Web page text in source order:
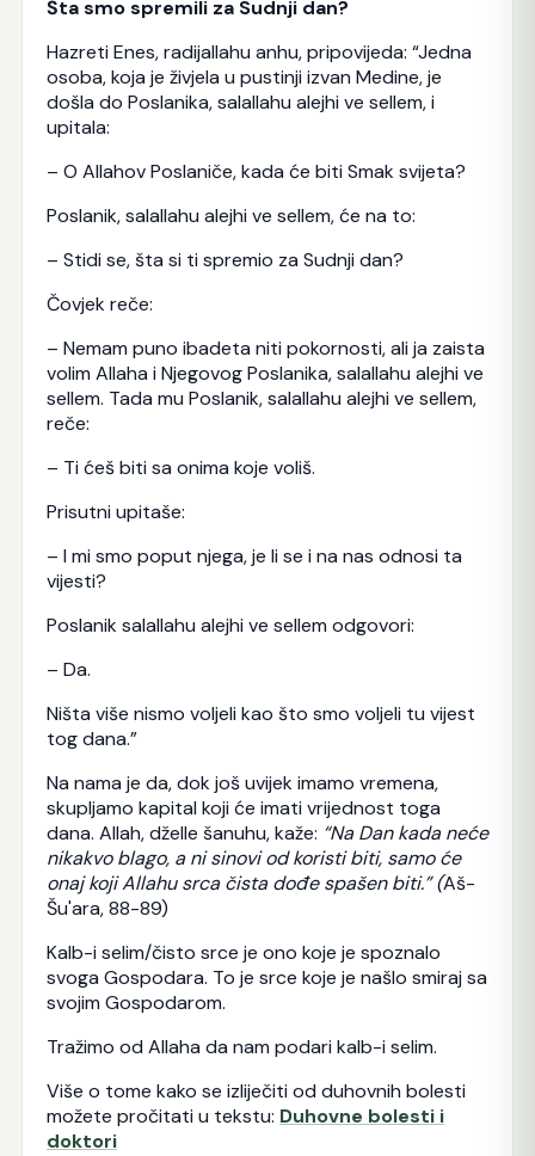
Šta smo spremili za Sudnji dan?
Hazreti Enes, radijallahu anhu, pripovijeda: “Jedna
osoba, koja je živjela u pustinji izvan Medine, je
došla do Poslanika, salallahu alejhi ve sellem, i
upitala:
– O Allahov Poslaniče, kada će biti Smak svijeta?
Poslanik, salallahu alejhi ve sellem, će na to:
– Stidi se, šta si ti spremio za Sudnji dan?
Čovjek reče:
– Nemam puno ibadeta niti pokornosti, ali ja zaista
volim Allaha i Njegovog Poslanika, salallahu alejhi ve
sellem. Tada mu Poslanik, salallahu alejhi ve sellem,
reče:
– Ti ćeš biti sa onima koje voliš.
Prisutni upitaše:
– I mi smo poput njega, je li se i na nas odnosi ta
vijesti?
Poslanik salallahu alejhi ve sellem odgovori:
– Da.
Ništa više nismo voljeli kao što smo voljeli tu vijest
tog dana.”
Na nama je da, dok još uvijek imamo vremena,
skupljamo kapital koji će imati vrijednost toga
dana. Allah, dželle šanuhu, kaže: “Na Dan kada neće
nikakvo blago, a ni sinovi od koristi biti, samo će
onaj koji Allahu srca čista dođe spašen biti.” (Aš-
Šu'ara, 88-89)
Kalb-i selim/čisto srce je ono koje je spoznalo
svoga Gospodara. To je srce koje je našlo smiraj sa
svojim Gospodarom.
Tražimo od Allaha da nam podari kalb-i selim.
Više o tome kako se izliječiti od duhovnih bolesti
možete pročitati u tekstu: Duhovne bolesti i
doktori